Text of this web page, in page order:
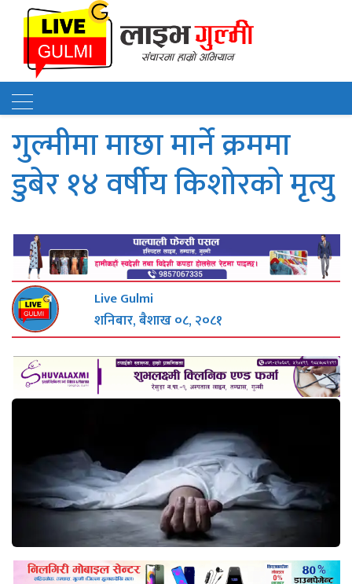
गुल्मीमा माछा मार्ने क्रममा
डुबेर १४ वर्षीय किशोरकाे मृत्यु
Live Gulmi
शनिबार, बैशाख ०८, २०८१